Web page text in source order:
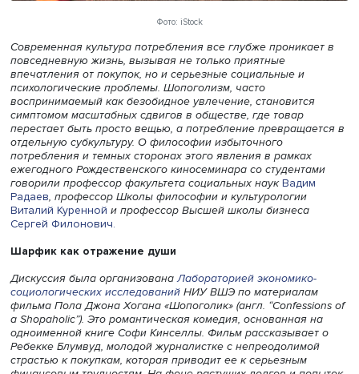
Фото: iStock
Современная культура потребления все глубже
повседневную жизнь, вызывая не только приятные
впечатления от покупок, но и серьезные социальные и
психологические проблемы. Шопоголизм, часто
воспринимаемый как безобидное увлечение,
симптомом масштабных сдвигов в обществе, где товар
перестает быть просто вещью, а потребление
отдельную субкультуру. О философии избыточного
ежегодного Рождественского киносеминара со
говорили профессор факультета социальных наук
Радаев, профессор Школы философии и культурологии
Виталий Куреннойи профессор Высшей школы бизнеса
Сергей Филонович.
Шарфик как отражение души